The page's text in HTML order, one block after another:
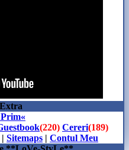
(220) Cereri(189)
| Sitemaps | Contul Meu